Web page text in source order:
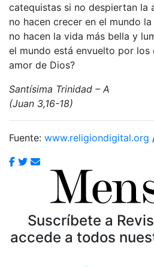
catequistas si no despiertan la
no hacen crecer en el mundo
no hacen la vida más bella y
el mundo está envuelto por
amor de Dios?
Santísima Trinidad – A
(Juan 3,16-18)
Fuente: www.religiondigital.org
Suscríbete a
accede a todos